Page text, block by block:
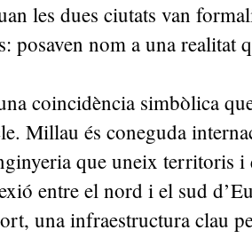
les dues ciutats van
posaven nom a una realitat
coincidència simbòlica
Millau és coneguda
que uneix territoris
entre el nord i el sud
una infraestructura clau